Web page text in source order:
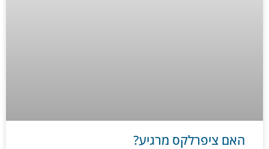
האם ציפרלקס מרגיע?